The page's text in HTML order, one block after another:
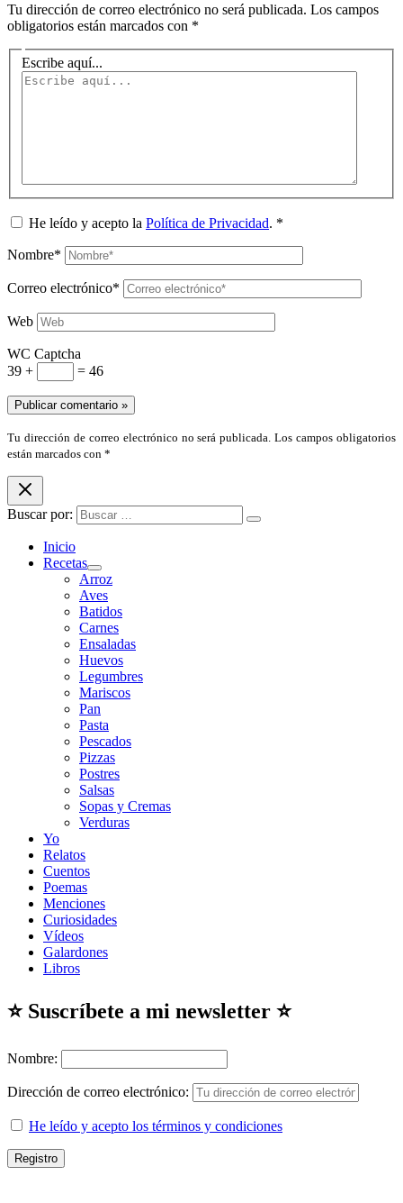
Tu dirección de correo electrónico no será publicada. Los campos
obligatorios están marcados con *
Escribe aquí...
He leído y acepto la Política de Privacidad. *
Nombre*
Correo electrónico*
Web
WC Captcha
39 +
= 46
Tu dirección de correo electrónico no será publicada. Los campos obligatorios
están marcados con *
Buscar por:
Inicio
Recetas
Arroz
Aves
Batidos
Carnes
Ensaladas
Huevos
Legumbres
Mariscos
Pan
Pasta
Pescados
Pizzas
Postres
Salsas
Sopas y Cremas
Verduras
Yo
Relatos
Cuentos
Poemas
Menciones
Curiosidades
Vídeos
Galardones
Libros
⭐ Suscríbete a mi newsletter ⭐
Nombre:
Dirección de correo electrónico:
He leído y acepto los términos y condiciones